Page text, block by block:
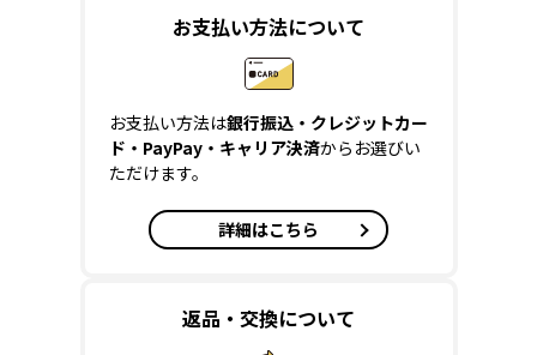
お支払い方法について
お支払い方法は銀行振込・クレジットカー
ド・PayPay・キャリア決済からお選びい
ただけます。
詳細はこちら
返品・交換について